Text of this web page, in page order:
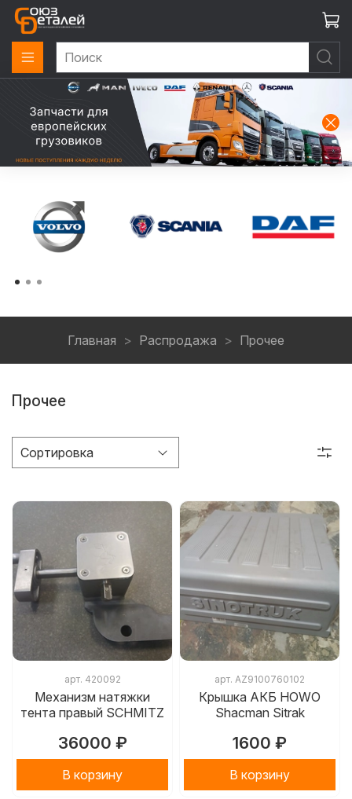
Главная Распродажа Прочее
Прочее
арт. 420092
Механизм натяжки
тента правый SCHMITZ
36000 ₽
В корзину
арт. AZ9100760102
Крышка АКБ HOWO
Shacman Sitrak
1600 ₽
В корзину